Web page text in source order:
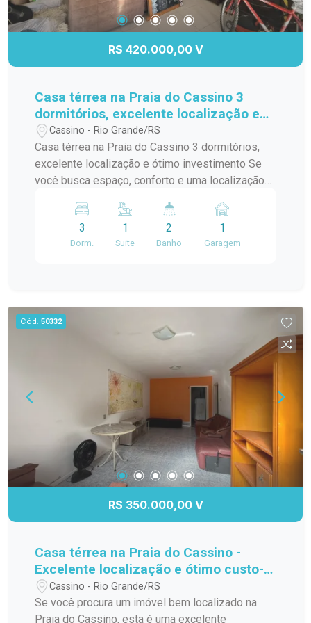
R$ 420.000,00 V
Casa térrea na Praia do Cassino 3
dormitórios, excelente localização e
ótimo investimento
Cassino - Rio Grande/RS
Casa térrea na Praia do Cassino 3 dormitórios,
excelente localização e ótimo investimento Se
você busca espaço, conforto e uma localização
excelente oportunidade. Um imóvel térreo, com
ambientes bem distribuídos e um ótimo custo-
benefício para quem deseja morar ou investir. A
dia a dia. O pátio complementa o imóvel,
proporcionando um ambiente ideal para
regiões do Cassino, com fácil acesso aos
principais serviços, comércios e à praia, esta é
uma oportunidade de adquirir um imóvel com
excelente potencial por um valor muito atrativo.
Entre em contato para mais informações e
agende sua visita. Essa pode ser a oportunidade
que você esperava para conquistar seu imóvel na
Praia do Cassino.
3
Dorm.
1
Suite
2
Banho
1
Garagem
Cód. 50332
R$ 350.000,00 V
Casa térrea na Praia do Cassino -
Excelente localização e ótimo custo-
benefício.
Cassino - Rio Grande/RS
Se você procura um imóvel bem localizado na
Praia do Cassino, esta é uma excelente